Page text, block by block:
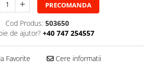
PRECOMANDA
Cod Produs: 503650
de ajutor? +40 747 254557
Favorite Cere informatii